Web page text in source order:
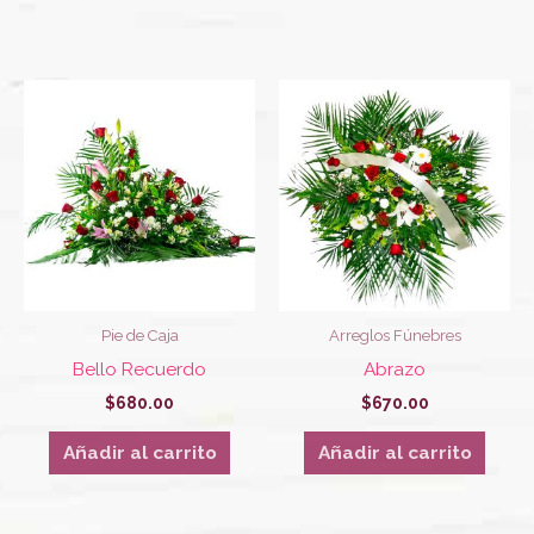
Pie de Caja
Bello Recuerdo
$680.00
Añadir al carrito
Arreglos Fúnebres
Abrazo
$670.00
Añadir al carrito